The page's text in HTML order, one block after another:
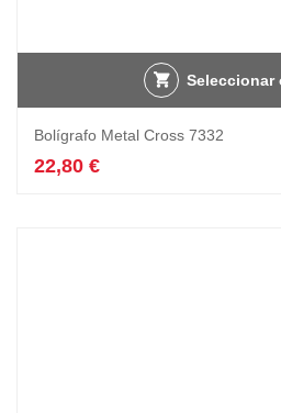
Seleccionar
Bolígrafo Metal Cross 7332
22,80 €